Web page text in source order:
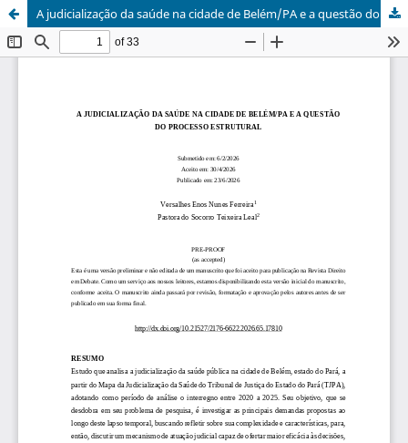
A judicialização da saúde na cidade de Belém/PA e a questão do processo estrutural